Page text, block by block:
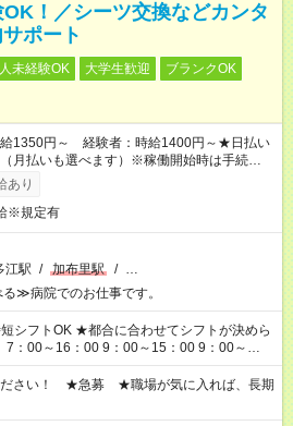
！／シーツ交換などカンタ
ポート
未経験OK 大学生歓迎
ブランクOK
給1350円～ 経験者：時給1400円～★日払い
月払いも選べます）※稼働開始時は手続き完
なります。
あり
※規定有
江駅 / 加布里駅 / …
≫病院でのお仕事です。
わせてシフトが決めら
7：00～16：00 9：00～15：00 9：00～
クの場合、他のお仕事と
就業はご案内できません ※法令に基づき、
社会保険への加入対象となります ※労働者
の原則禁止）により、短時間・短期間の就
ださい！ ★急募 ★職場が気に入れば、長期